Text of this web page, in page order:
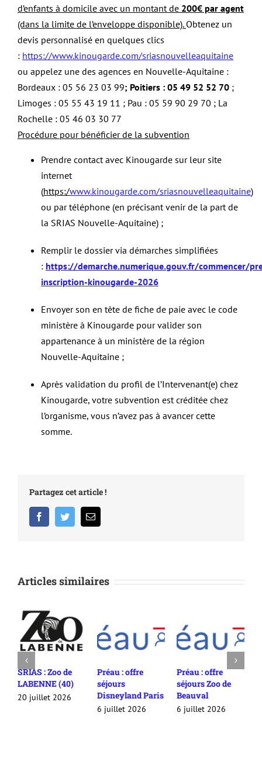
d’enfants à domicile avec un montant de 200€ par agent
(dans la limite de l’enveloppe disponible).Obtenez un
devis personnalisé en quelques clics
: https://www.kinougarde.com/sriasnouvelleaquitaine
ou appelez une des agences en Nouvelle-Aquitaine :
Bordeaux : 05 56 23 03 99; Poitiers : 05 49 52 52 70 ;
Limoges : 05 55 43 19 11 ; Pau : 05 59 90 29 70 ; La
Rochelle : 05 46 03 30 77
Procédure pour bénéficier de la subvention
Prendre contact avec Kinougarde sur leur site
internet
(https:/www.kinougarde.com/sriasnouvelleaquitaine)
ou par téléphone (en précisant venir de la part de
la SRIAS Nouvelle-Aquitaine) ;
Remplir le dossier via démarches simplifiées
: https://demarche.numerique.gouv.fr/commencer/
inscription-kinougarde-2026
Envoyer son en tête de fiche de paie avec le code
ministère à Kinougarde pour valider son
appartenance à un ministère de la région
Nouvelle-Aquitaine ;
Après validation du profil de l’Intervenant(e) chez
Kinougarde, votre subvention est créditée chez
l’organisme, vous n’avez pas à avancer cette
somme.
Partagez cet article !
FacebookTwitterEmail
Articles similaires
Préau : offre
séjours
Disneyland Paris
Préau : offre
séjours Zoo de
Beauval
6 juillet 2026
COURS DE SURF
LÈGE CAP
FERRET (33)
juillet et août